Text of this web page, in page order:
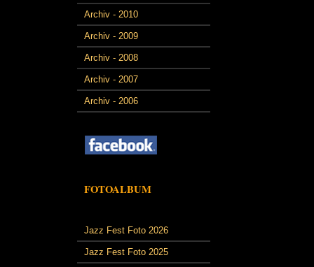
Archiv - 2010
Archiv - 2009
Archiv - 2008
Archiv - 2007
Archiv - 2006
FOTOALBUM
Jazz Fest Foto 2026
Jazz Fest Foto 2025